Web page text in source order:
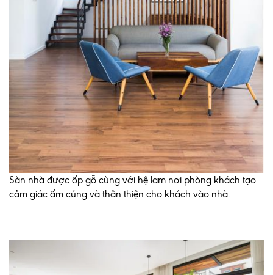
Sàn nhà được ốp gỗ cùng với hệ lam nơi phòng khách tạo
cảm giác ấm cúng và thân thiện cho khách vào nhà.